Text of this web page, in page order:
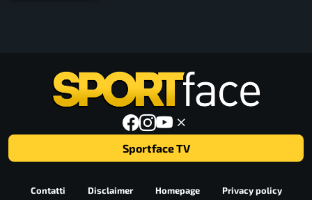
Sportface TV
Contatti Disclaimer Homepage Privacy policy